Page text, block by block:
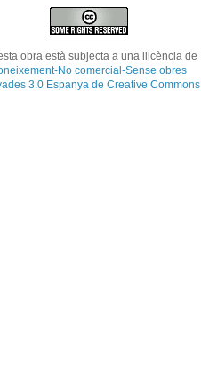
obra està subjecta a una llicència de
No comercial-Sense obres
3.0 Espanya de Creative Commons